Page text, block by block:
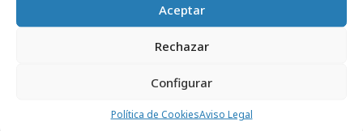
Aceptar
Rechazar
Configurar
Política de CookiesAviso Legal
Raúl Pérez, nuevo Executive Creative